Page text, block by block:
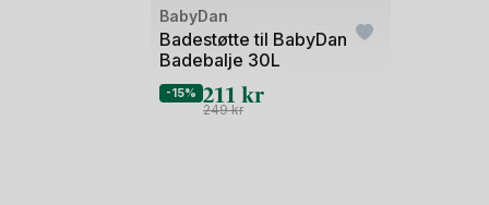
Bilde
av
BabyDan
Badestøtte til BabyDan
Badebalje 30L
-15% 211 kr
249kr